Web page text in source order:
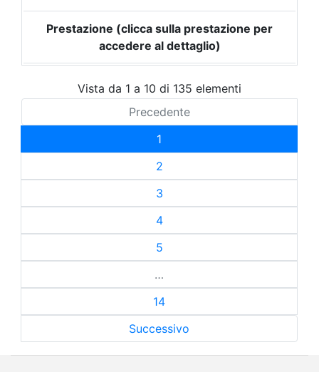
Prestazione (clicca sulla prestazione per
accedere al dettaglio)
Vista da 1 a 10 di 135 elementi
Precedente
1
2
3
4
5
…
14
Successivo